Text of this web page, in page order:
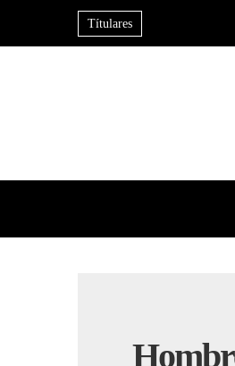
Títulares